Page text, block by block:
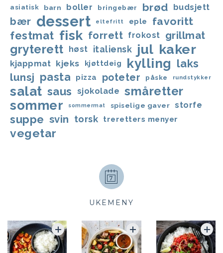
asiatisk barn boller bringebær brød budsjett
bær dessert eltefritt eple favoritt
festmat fisk forrett frokost grillmat
gryterett høst italiensk jul kaker
kjappmat kjeks kjøttdeig kylling laks
lunsj pasta pizza poteter påske rundstykker
salat saus sjokolade småretter
sommer sommermat spiselige gaver storfe
suppe svin torsk treretters menyer
vegetar
UKEMENY